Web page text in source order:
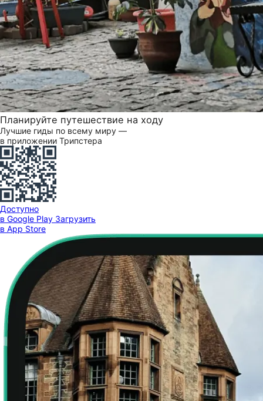
Планируйте путешествие на ходу
Лучшие гиды по всему миру —
в приложении Трипстера
Доступно
в Google Play Загрузить
в App Store